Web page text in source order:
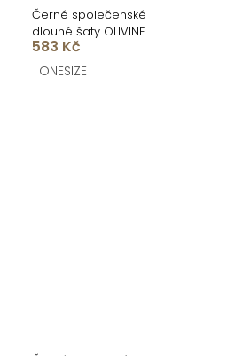
Černé společenské
dlouhé šaty OLIVINE
583 Kč
ONESIZE